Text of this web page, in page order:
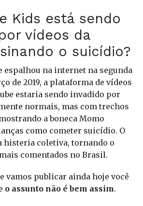
Kids está sendo
vídeos da
o suicídio?
espalhou na internet na segunda
de 2019, a plataforma de vídeos
estaria sendo invadido por
normais, mas com trechos
a boneca Momo
como cometer suicídio. O
histeria coletiva, tornando o
comentados no Brasil.
vamos publicar ainda hoje você
o assunto não é bem assim.